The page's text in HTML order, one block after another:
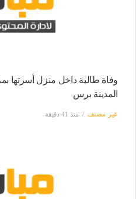
وفاة طالبة داخل منزل أسرتها
المدينة برس
غير مصنف منذ 41 دقيقة